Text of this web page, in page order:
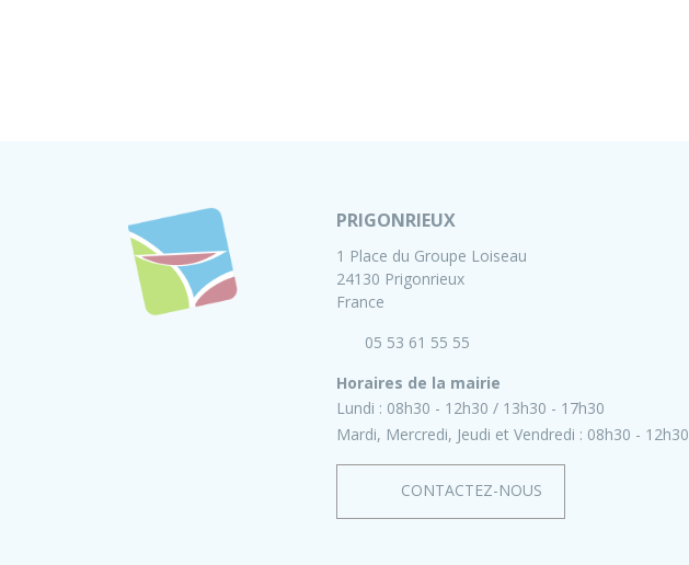
PRIGONRIEUX
1 Place du Groupe Loiseau
24130 Prigonrieux
France
05 53 61 55 55
Horaires de la mairie
Lundi : 08h30 - 12h30
13h30 - 17h30
Mardi, Mercredi, Jeudi et Vendredi : 08h30 - 12h30
CONTACTEZ-NOUS